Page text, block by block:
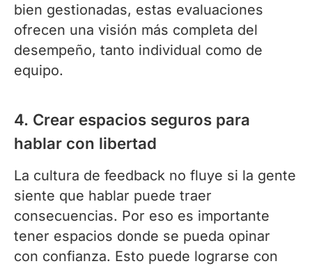
bien gestionadas, estas evaluaciones
ofrecen una visión más completa del
desempeño, tanto individual como de
equipo.
4. Crear espacios seguros para
hablar con libertad
La cultura de feedback no fluye si la gente
siente que hablar puede traer
consecuencias. Por eso es importante
tener espacios donde se pueda opinar
con confianza. Esto puede lograrse con